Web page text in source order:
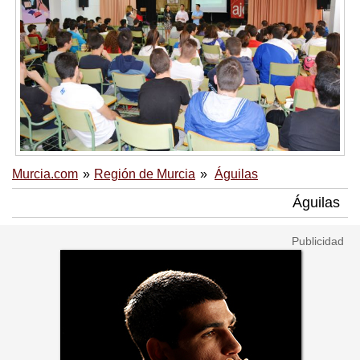
Murcia.com Región de Murcia Águilas
Águilas